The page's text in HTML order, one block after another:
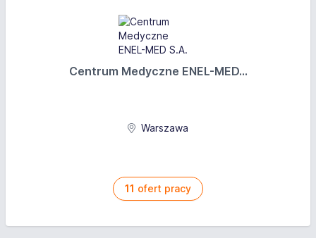
Centrum Medyczne ENEL-MED...
Warszawa
11 ofert pracy